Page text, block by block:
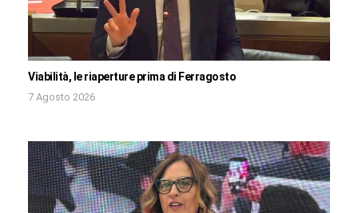
Viabilità, le riaperture prima di Ferragosto
7 Agosto 2026